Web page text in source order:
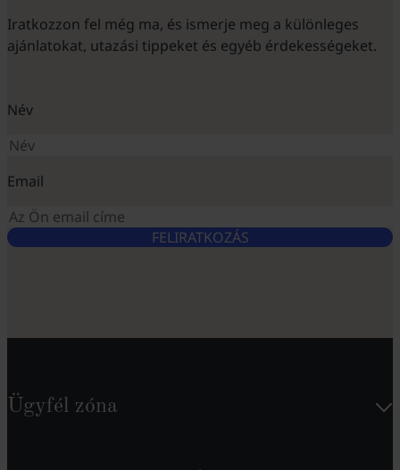
Iratkozzon fel még ma, és ismerje meg a különleges
ajánlatokat, utazási tippeket és egyéb érdekességeket.
Név
Email
FELIRATKOZÁS
Ügyfél zóna